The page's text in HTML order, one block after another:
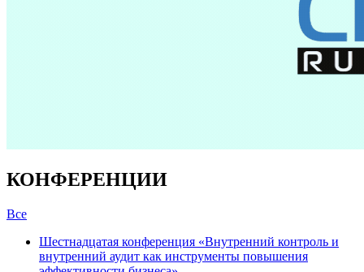
КОНФЕРЕНЦИИ
Все
Шестнадцатая конференция «Внутренний контроль и
внутренний аудит как инструменты повышения